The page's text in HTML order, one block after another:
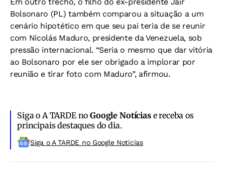
Bolsonaro (PL) também comparou a situação a um
cenário hipotético em que seu pai teria de se reunir
com Nicolás Maduro, presidente da Venezuela, sob
pressão internacional. “Seria o mesmo que dar vitória
ao Bolsonaro por ele ser obrigado a implorar por
reunião e tirar foto com Maduro”, afirmou.
Siga o A TARDE noGoogle Notíciase receba os
principais destaques do dia.
Siga o A TARDE no Google Noticias